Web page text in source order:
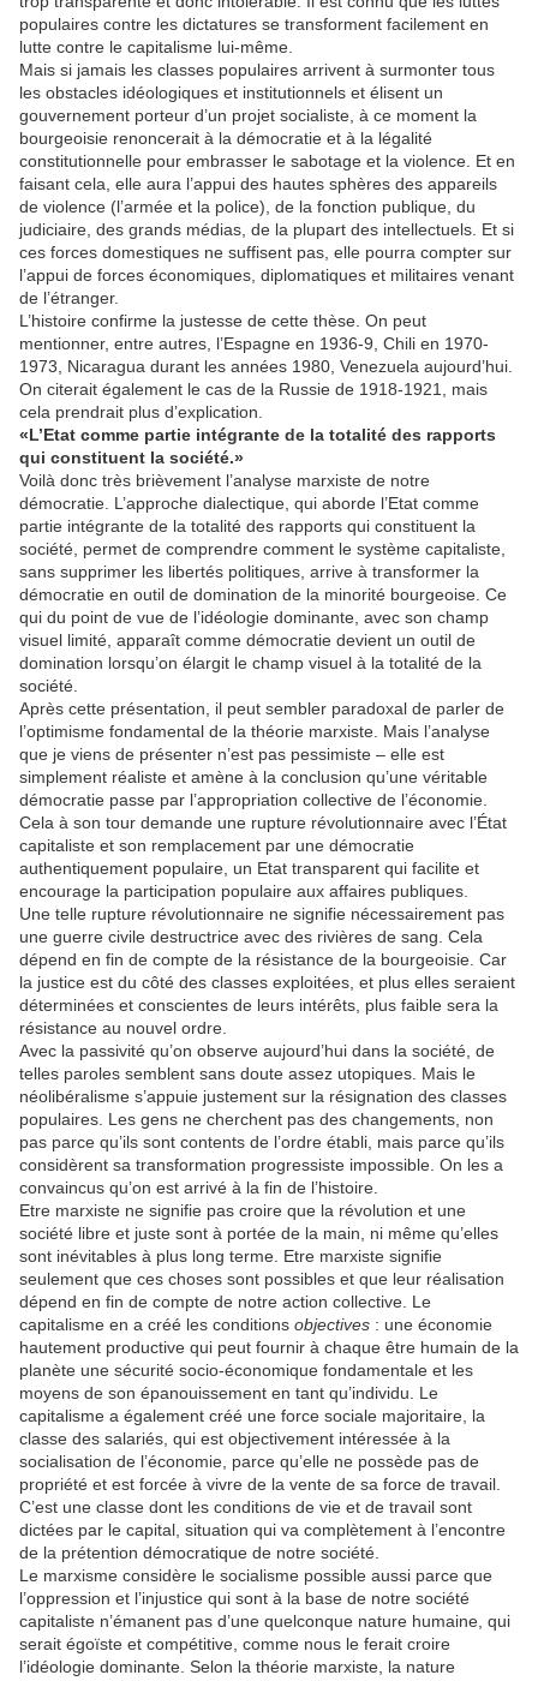
populaires contre les dictatures se transforment facilement en
lutte contre le capitalisme lui-même.
Mais si jamais les classes populaires arrivent à surmonter tous
les obstacles idéologiques et institutionnels et élisent un
gouvernement porteur d’un projet socialiste, à ce moment la
bourgeoisie renoncerait à la démocratie et à la légalité
constitutionnelle pour embrasser le sabotage et la violence. Et en
faisant cela, elle aura l’appui des hautes sphères des appareils
de violence (l’armée et la police), de la fonction publique, du
judiciaire, des grands médias, de la plupart des intellectuels. Et si
ces forces domestiques ne suffisent pas, elle pourra compter sur
l’appui de forces économiques, diplomatiques et militaires venant
de l’étranger.
L’histoire confirme la justesse de cette thèse. On peut
mentionner, entre autres, l’Espagne en 1936-9, Chili en 1970-
1973, Nicaragua durant les années 1980, Venezuela aujourd’hui.
On citerait également le cas de la Russie de 1918-1921, mais
cela prendrait plus d’explication.
«L’Etat comme partie intégrante de la totalité des rapports
qui constituent la société.»
Voilà donc très brièvement l’analyse marxiste de notre
démocratie. L’approche dialectique, qui aborde l’Etat comme
partie intégrante de la totalité des rapports qui constituent la
société, permet de comprendre comment le système capitaliste,
sans supprimer les libertés politiques, arrive à transformer la
démocratie en outil de domination de la minorité bourgeoise. Ce
qui du point de vue de l’idéologie dominante, avec son champ
visuel limité, apparaît comme démocratie devient un outil de
domination lorsqu’on élargit le champ visuel à la totalité de la
société.
Après cette présentation, il peut sembler paradoxal de parler de
l’optimisme fondamental de la théorie marxiste. Mais l’analyse
que je viens de présenter n’est pas pessimiste – elle est
simplement réaliste et amène à la conclusion qu’une véritable
démocratie passe par l’appropriation collective de l’économie.
Cela à son tour demande une rupture révolutionnaire avec l’État
capitaliste et son remplacement par une démocratie
authentiquement populaire, un Etat transparent qui facilite et
encourage la participation populaire aux affaires publiques.
Une telle rupture révolutionnaire ne signifie nécessairement pas
une guerre civile destructrice avec des rivières de sang. Cela
dépend en fin de compte de la résistance de la bourgeoisie. Car
la justice est du côté des classes exploitées, et plus elles seraient
déterminées et conscientes de leurs intérêts, plus faible sera la
résistance au nouvel ordre.
Avec la passivité qu’on observe aujourd’hui dans la société, de
telles paroles semblent sans doute assez utopiques. Mais le
néolibéralisme s’appuie justement sur la résignation des classes
populaires. Les gens ne cherchent pas des changements, non
pas parce qu’ils sont contents de l’ordre établi, mais parce qu’ils
considèrent sa transformation progressiste impossible. On les a
convaincus qu’on est arrivé à la fin de l’histoire.
Etre marxiste ne signifie pas croire que la révolution et une
société libre et juste sont à portée de la main, ni même qu’elles
sont inévitables à plus long terme. Etre marxiste signifie
seulement que ces choses sont possibles et que leur réalisation
dépend en fin de compte de notre action collective. Le
capitalisme en a créé les conditions objectives : une économie
hautement productive qui peut fournir à chaque être humain de la
planète une sécurité socio-économique fondamentale et les
moyens de son épanouissement en tant qu’individu. Le
capitalisme a également créé une force sociale majoritaire, la
classe des salariés, qui est objectivement intéressée à la
socialisation de l’économie, parce qu’elle ne possède pas de
propriété et est forcée à vivre de la vente de sa force de travail.
C’est une classe dont les conditions de vie et de travail sont
dictées par le capital, situation qui va complètement à l’encontre
de la prétention démocratique de notre société.
Le marxisme considère le socialisme possible aussi parce que
l’oppression et l’injustice qui sont à la base de notre société
capitaliste n’émanent pas d’une quelconque nature humaine, qui
serait égoïste et compétitive, comme nous le ferait croire
l’idéologie dominante. Selon la théorie marxiste, la nature